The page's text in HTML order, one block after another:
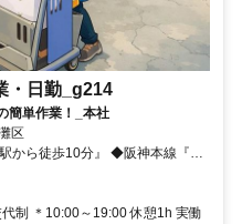
・日勤_g214
簡単作業！_本社
区
から徒歩10分』 ◆阪神本線『岩
制 ＊10:00～19:00 休憩1h 実働